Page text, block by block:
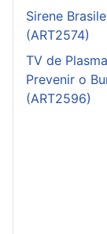
Sirene
(ART2574)
TV de
Prevenir o
(ART2596)